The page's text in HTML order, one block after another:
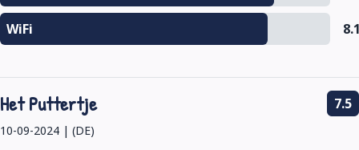
WiFi
Het Puttertje
10-09-2024 | (DE)
7.5